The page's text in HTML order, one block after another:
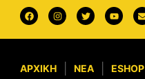
ΑΡΧΙΚΉ ΝΈΑ ESHOP